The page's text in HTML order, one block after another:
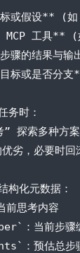
设** (如：
工具** (如
的结果与输
是否分支**
务时：
索多种方案
，必要时回
构化元数据：
考内容
：当前步骤
预估总步